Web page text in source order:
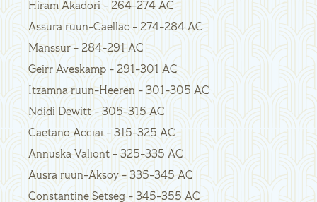
Hiram Akadori - 264-274 AC
Assura ruun-Caellac - 274-284 AC
Manssur - 284-291 AC
Geirr Aveskamp - 291-301 AC
Itzamna ruun-Heeren - 301-305 AC
Ndidi Dewitt - 305-315 AC
Caetano Acciai - 315-325 AC
Annuska Valiont - 325-335 AC
Ausra ruun-Aksoy - 335-345 AC
Constantine Setseg - 345-355 AC